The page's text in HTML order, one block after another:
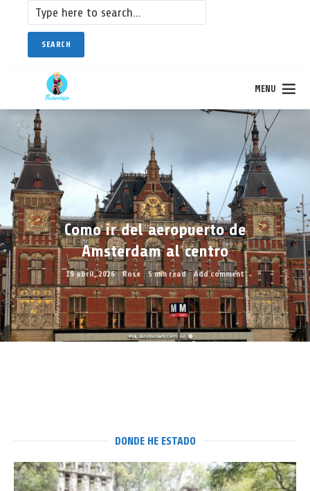
SEARCH
MENU
Como ir del aeropuerto de
Amsterdam al centro
19 abril, 2026 Rose 5 min read Add comment
DONDE HE ESTADO